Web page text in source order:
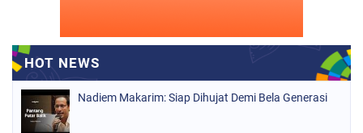
Nadiem Makarim: Siap Dihujat Demi Bela Generasi